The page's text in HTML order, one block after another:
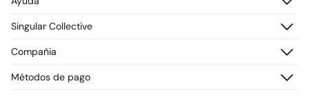
Registrarme
Direcciones de envío
Preguntas frecuentes
Envío
Promociones vigentes
Singular Collective
¡Únete!
Compañia
Métodos de pago